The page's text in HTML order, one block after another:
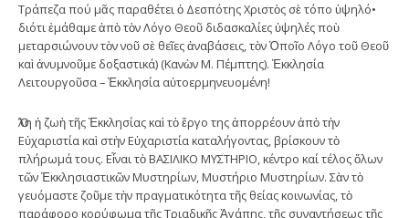
Τράπεζα πού μᾶς παραθέτει ὁ Δεσπότης Χριστὸς σὲ τόπο ὑψηλό•
διότι ἐμάθαμε ἀπὸ τὸν Λόγο Θεοῦ διδασκαλίες ὑψηλές ποὺ
μεταρσιώνουν τὸν νοῦ σὲ θεῖες ἀναβάσεις, τὸν Ὁποῖο Λόγο τοῦ Θεοῦ
καὶ ἀνυμνοῦμε δοξαστικά) (Κανὼν Μ. Πέμπτης). Ἐκκλησία
Λειτουργοῦσα – Ἐκκλησία αὐτοερμηνευομένη!
Ὅλη ἡ ζωὴ τῆς Ἐκκλησίας καὶ τὸ ἔργο της ἀπορρέουν ἀπὸ τὴν
Εὐχαριστία καὶ στὴν Εὐχαριστία καταλήγοντας, βρίσκουν τὸ
πλήρωμά τους. Εἶναι τὸ ΒΑΣΙΛΙΚΟ ΜΥΣΤΗΡΙΟ, κέντρο καί τέλος ὅλων
τῶν Ἐκκλησιαστικῶν Μυστηρίων, Μυστήριο Μυστηρίων. Σὰν τὸ
γευόμαστε ζοῦμε τὴν πραγματικότητα τῆς θείας κοινωνίας, τὸ
παράφορο κορύφωμα τῆς Τριαδικῆς Ἀγάπης, τῆς συναντήσεως τῆς